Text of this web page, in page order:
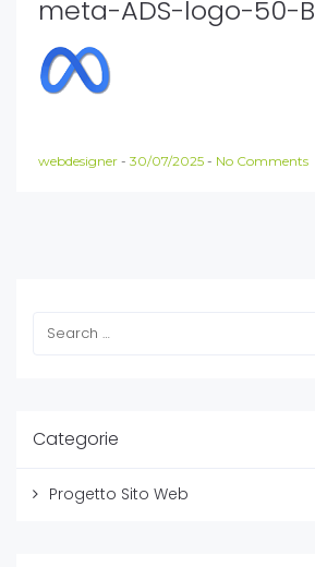
meta-ADS-logo-50-B
webdesigner - 30/07/2025 - No Comments
Categorie
Progetto Sito Web